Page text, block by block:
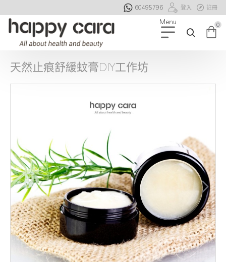
60495796 登入 註冊
0
天然止痕舒緩蚊膏DIY工作坊